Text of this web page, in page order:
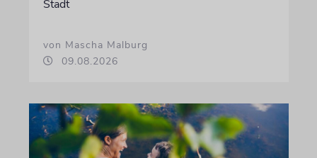
Stadt
von Mascha Malburg
09.08.2026